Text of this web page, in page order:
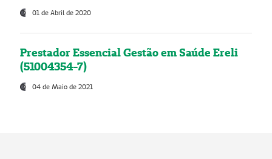
01 de Abril de 2020
Prestador Essencial Gestão em Saúde Ereli
(51004354-7)
04 de Maio de 2021